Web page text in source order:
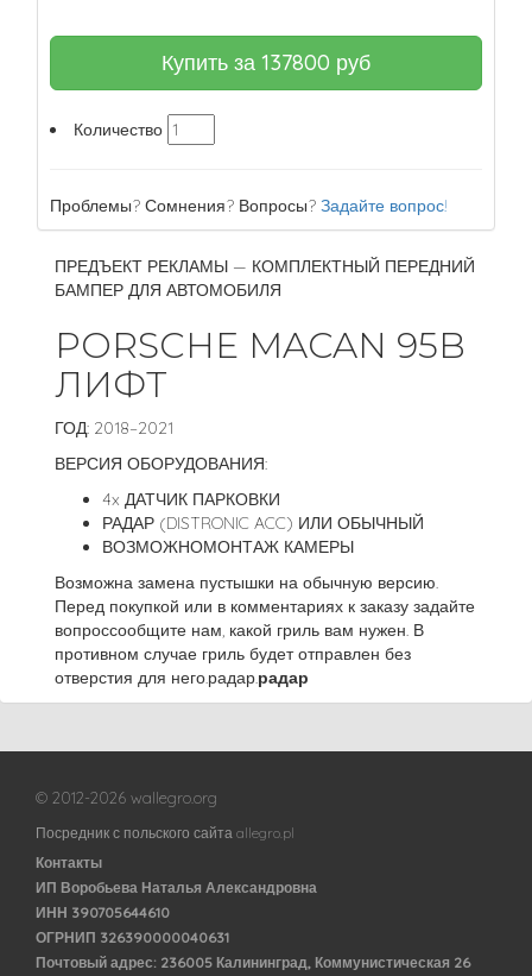
Купить за 137800 руб
Количество
Проблемы? Сомнения? Вопросы? Задайте вопрос!
ПРЕДЪЕКТ РЕКЛАМЫ — КОМПЛЕКТНЫЙ ПЕРЕДНИЙ
БАМПЕР ДЛЯ АВТОМОБИЛЯ
PORSCHE MACAN 95B
ЛИФТ
ГОД: 2018–2021
ВЕРСИЯ ОБОРУДОВАНИЯ:
4x ДАТЧИК ПАРКОВКИ
РАДАР (DISTRONIC ACC) ИЛИ ОБЫЧНЫЙ
ВОЗМОЖНОМОНТАЖ КАМЕРЫ
Возможна замена пустышки на обычную версию.
Перед покупкой или в комментариях к заказу задайте
вопроссообщите нам, какой гриль вам нужен. В
противном случае гриль будет отправлен без
отверстия для него.радар.радар
© 2012-2026 wallegro.org
Посредник с польского сайта allegro.pl
Контакты
ИП Воробьева Наталья Александровна
ИНН 390705644610
ОГРНИП 326390000040631
Почтовый адрес: 236005 Калининград, Коммунистическая 26